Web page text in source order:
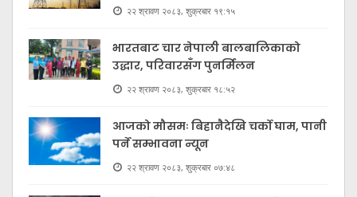
२२ श्रावण २०८३, शुक्रबार १९:१५
भारतबाट चार नेपाली बालबालिकाको
उद्धार, परिवारसँग पुनर्मिलन
२२ श्रावण २०८३, शुक्रबार १८:५२
आजको मौसमः बिहानैदेखि चर्को घाम, पानी
पर्ने सम्भावना न्यून
२२ श्रावण २०८३, शुक्रबार ०७:४८